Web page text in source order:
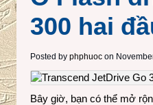
300 hai
Posted by phphuoc on
Bây giờ, bạn có thể mở